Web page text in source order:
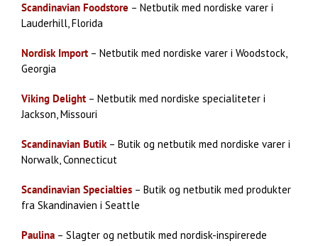
Scandinavian Foodstore – Netbutik med nordiske varer i
Lauderhill, Florida
Nordisk Import – Netbutik med nordiske varer i Woodstock,
Georgia
Viking Delight – Netbutik med nordiske specialiteter i
Jackson, Missouri
Scandinavian Butik– Butik og netbutik med nordiske varer i
Norwalk, Connecticut
Scandinavian Specialties – Butik og netbutik med produkter
fra Skandinavien i Seattle
Paulina – Slagter og netbutik med nordisk-inspirerede